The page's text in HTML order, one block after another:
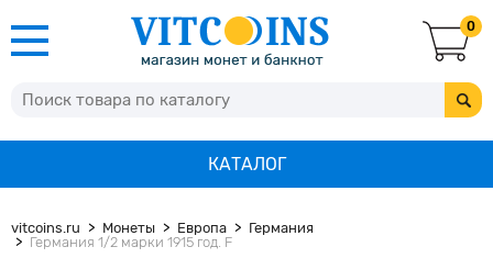
0
КАТАЛОГ
vitcoins.ru Монеты Европа
Германия
Германия 1/2 марки 1915 год. F